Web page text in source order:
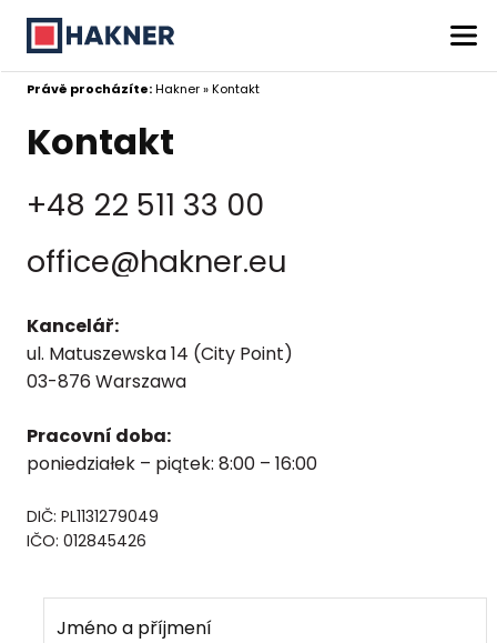
Právě procházíte:Hakner»Kontakt
Kontakt
+48 22 511 33 00
office@hakner.eu
Kancelář:
ul. Matuszewska 14 (City Point)
03-876 Warszawa
Pracovní doba:
poniedziałek – piątek: 8:00 – 16:00
DIČ: PL1131279049
IČO: 012845426